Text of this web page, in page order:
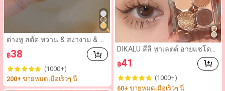
ต่างหู สตั๊ด หวาน & สง่างาม & ห
รูหรา เจ้าหญิงเงือก สไตล์ มุกเทีย
ม & ตกแต่ง พลอยเทียม รูปกุทัณ
ฑ์ โลหะผสม สำหรับ ผู้หญิง , สวม
ใส่ทุกวัน 1 คู่
฿38
(1000+)
200+ ขายหมดเมื่อเร็วๆ นี้
DIKALU สี่สี พาเลตต์ อายแชโดว์
, ทนทาน เครื่องสำอาง พาเลตต์
อายแชโดว์ เปลือยกาย ระยิบระยั
บ เม็ดสี อายแชโดว์
฿41
(1000+)
60+ ขายหมดเมื่อเร็วๆ นี้